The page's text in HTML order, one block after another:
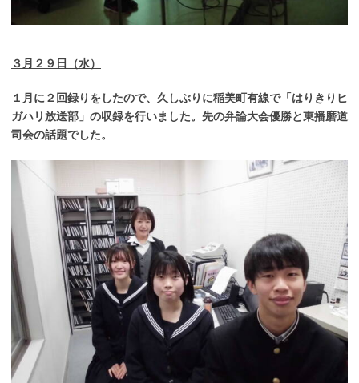
３月２９日（水）
１月に２回録りをしたので、久しぶりに稲美町有線で「はりきりヒ
ガハリ放送部」の収録を行いました。先の弁論大会優勝と東播磨道
司会の話題でした。